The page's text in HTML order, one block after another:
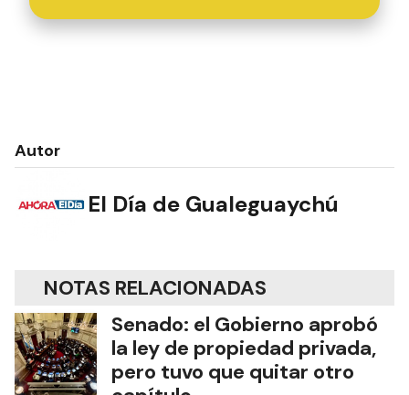
Autor
El Día de Gualeguaychú
NOTAS RELACIONADAS
Senado: el Gobierno aprobó
la ley de propiedad privada,
pero tuvo que quitar otro